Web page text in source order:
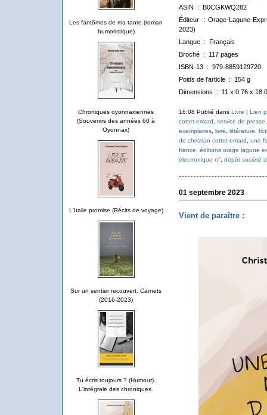
Les fantômes de ma tante (roman
humoristique)
Chroniques oyonnaxiennes
(Souvenirs des années 60 à
Oyonnax)
L'Italie promise (Récits de voyage)
Sur un sentier recouvert. Carnets
(2016-2023)
Tu écris toujours ? (Humour).
L'intégrale des chroniques.
ASIN ‏ : ‎ B0CGKWQ282
Éditeur ‏ : Orage-Lagune-
2023)
Langue ‏ : ‎ Français
Broché ‏ : ‎
117 pages
ISBN-13 ‏ : ‎ 979-8859129720
Poids de l'article ‏ : ‎
154 g
Dimensions ‏ : ‎
11 x 0.76 x
16:08 Publié dans Livre | Lien
cottet-emard
service de presse
exemplaires, livre littérature
de christian cottet-emard
une
france
éditions orage lagune
électronique n°, dépôt société
01 septembre 2023
Vient de paraître :